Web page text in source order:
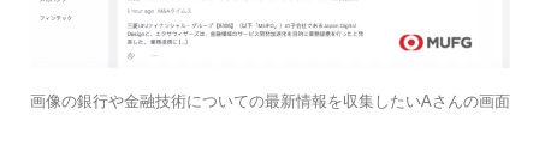
画像の銀行や金融技術についての最新情報を収集したいAさんの画面